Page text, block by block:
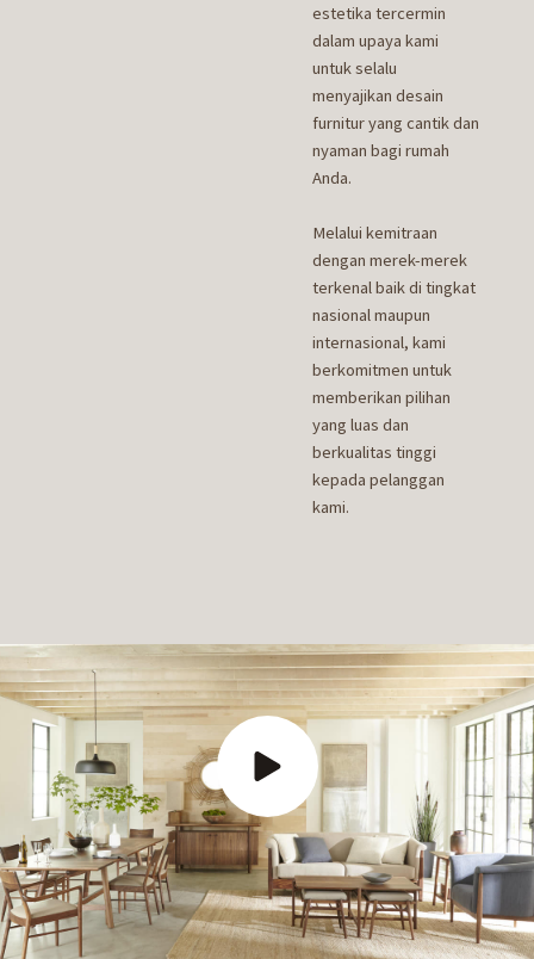
estetika tercermin
dalam upaya kami
untuk selalu
menyajikan desain
furnitur yang cantik dan
nyaman bagi rumah
Anda.
Melalui kemitraan
dengan merek-merek
terkenal baik di tingkat
nasional maupun
internasional, kami
berkomitmen untuk
memberikan pilihan
yang luas dan
berkualitas tinggi
kepada pelanggan
kami.